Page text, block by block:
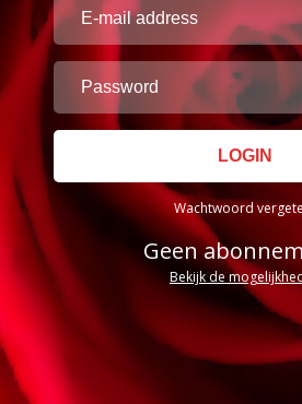
Wachtwoord
Geen
Bekijk de